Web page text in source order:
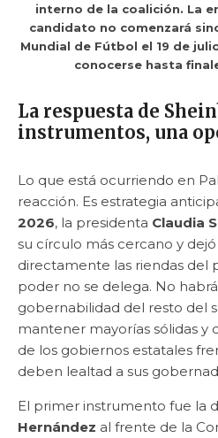
interno de la coalición. La
candidato no comenzará
Mundial de Fútbol el 19 de
conocerse hasta
La respuesta de
instrumentos, una
Lo que está ocurriendo en
reacción. Es estrategia
2026, la presidenta Claudia
su círculo más cercano y
directamente las riendas del
poder no se delega. No habrá
gobernabilidad del resto del
mantener mayorías sólidas
de los gobiernos estatales
deben lealtad a sus
El primer instrumento fue la
Hernández al frente de la